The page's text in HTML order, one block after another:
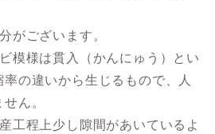
がございます。
模様は貫入（かんにゅう）とい
の違いから生じるもので、人
ん。
工程上少し隙間があいているよ